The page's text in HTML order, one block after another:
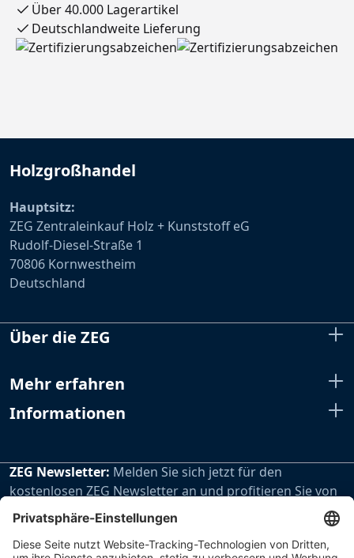
Über 40.000 Lagerartikel
Deutschlandweite Lieferung
Holzgroßhandel
Hauptsitz:
ZEG Zentraleinkauf Holz + Kunststoff eG
Rudolf-Diesel-Straße 1
70806 Kornwestheim
Deutschland
Über die ZEG
Mehr erfahren
Informationen
ZEG Newsletter: Melden Sie sich jetzt für den
kostenlosen ZEG Newsletter an und profitieren Sie von
den extra Vorteilen unseres regelmäßig erscheinenden
Newsletters.